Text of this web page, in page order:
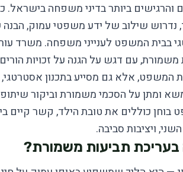
והרגישים ביותר בדיני משפחה בישראל.
שילוב של ידע משפטי עמוק,
בבית המשפט לענייני משפחה. משרד
עם דגש על הגנה על זכויות
המשפט, אלא גם מסייע בתכנון אסטרטגי,
ומתן על הסכמי משמורת וביקור
בוחן כוללים את טובת הילד, קשר קיים
ויציבות סביבה.
בעריכת תביעות משמורת?